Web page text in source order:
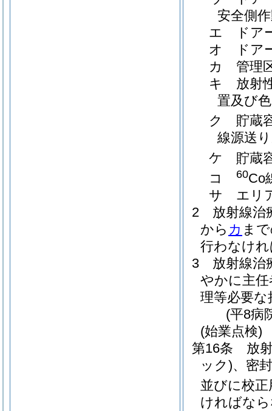
安全側
エ
ドア
オ
ドア
カ
管理
キ
放射
置及び
ク
貯蔵
線源送
ケ
貯蔵
コ
60Co
サ
エリ
2
放射線治
から カ ま
行わなけ
3
放射線治
やかに主
理等必要
(平8病
(始業点検)
第16条
放
ック)、密
並びに校正
ければな